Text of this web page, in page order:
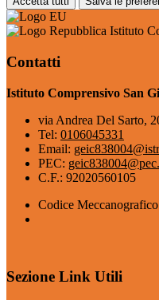
Istituto
Contatti
Istituto Comprensivo San
via Andrea Del Sarto,
Tel: 0106045331
Email:
PEC:
C.F.: 92020560105
Codice
Sezione Link Utili